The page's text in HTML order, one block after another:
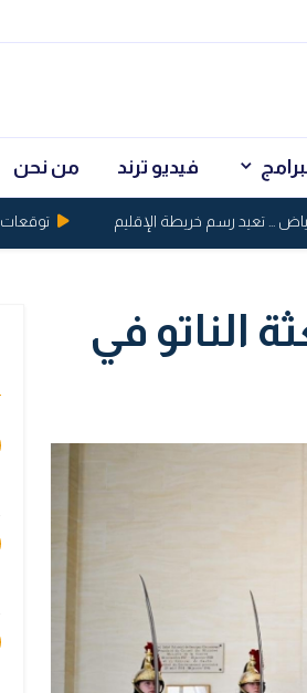
فيديو ترند من نحن
... تعيد رسم خريطة الإقليم توقعات بكسر الذهب
الناتو في